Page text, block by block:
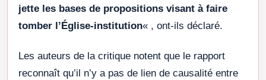
jette les bases de propositions visant à faire
tomber l’Église-institution« , ont-ils déclaré.
Les auteurs de la critique notent que le rapport
reconnaît qu’il n’y a pas de lien de causalité entre